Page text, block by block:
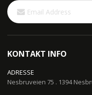
Sign
Up
for
KONTAKT INFO
ADRESSE
Nesbruveien 75 . 1394